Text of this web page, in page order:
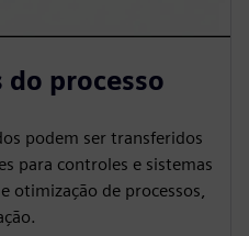
processo
podem ser transferidos
para controles e sistemas
otimização de processos,